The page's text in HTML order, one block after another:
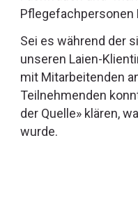
Pflegefachpersonen
Sei es während der
unseren Laien-
mit Mitarbeitenden
Teilnehmenden
der Quelle» klären,
wurde.